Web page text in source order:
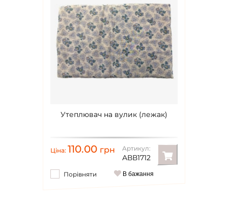
Утеплювач на вулик (лежак)
Ціна: 110.00 грн Артикул:
АВВ1712
Порівняти В бажання